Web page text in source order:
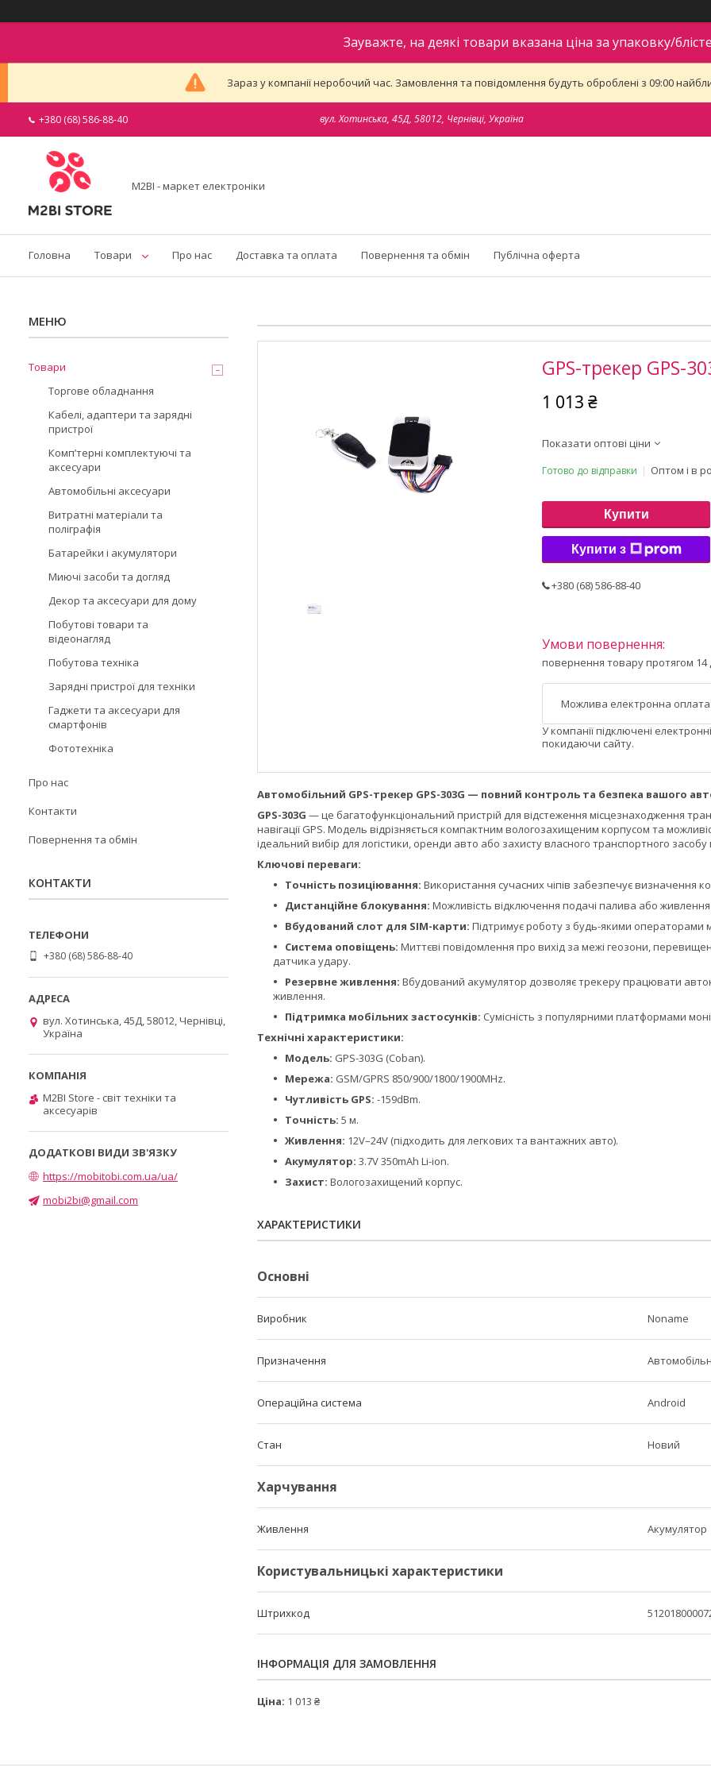
Зауважте, на деякі товари вказана ціна за упаковку/
Зараз у компанії неробочий час. Замовлення та повідомлення будуть оброблені з 09:00
+380 (68) 586-88-40 вул. Хотинська, 45Д, 58012, Чернівці, Україна
M2BI - маркет електроніки
Головна Товари Про нас Доставка та оплата Повернення та обмін Публічна оферта
GPS-трекер GPS-
1 013 ₴
Показати оптові ціни
Готово до відправки Оптом і в
Купити
Купити з
+380 (68) 586-88-40
повернення товару протягом 14
У компанії підключені
покидаючи сайту.
Автомобільний GPS-трекер GPS-303G — повний контроль та безпека вашого
GPS-303G — це багатофункціональний пристрій для відстеження місцезнаходження
навігації GPS. Модель відрізняється компактним вологозахищеним корпусом та
ідеальний вибір для логістики, оренди авто або захисту власного транспортного
Ключові переваги:
Точність позиціювання: Використання сучасних чіпів забезпечує визначення
Дистанційне блокування: Можливість відключення подачі палива або
Вбудований слот для SIM-карти: Підтримує роботу з будь-якими операторами
Система оповіщень: Миттєві повідомлення про вихід за межі геозони,
датчика удару.
Резервне живлення: Вбудований акумулятор дозволяє трекеру працювати
живлення.
Підтримка мобільних застосунків: Сумісність з популярними платформами
Технічні характеристики:
Модель: GPS-303G (Coban).
Мережа: GSM/GPRS 850/900/1800/1900MHz.
Чутливість GPS: -159dBm.
Точність: 5 м.
Живлення: 12V–24V (підходить для легкових та вантажних авто).
Акумулятор: 3.7V 350mAh Li-ion.
Захист: Вологозахищений корпус.
ХАРАКТЕРИСТИКИ
Основні
Виробник Noname
Призначення
Операційна система Android
Стан Новий
Харчування
Живлення Акумулятор
Користувальницькі характеристики
Штрихкод
ІНФОРМАЦІЯ ДЛЯ ЗАМОВЛЕННЯ
Ціна: 1 013 ₴
Товари
Торгове обладнання
Кабелі, адаптери та зарядні
пристрої
Компʼтерні комплектуючі та
аксесуари
Автомобільні аксесуари
Витратні матеріали та
поліграфія
Батарейки і акумулятори
Миючі засоби та догляд
Декор та аксесуари для дому
Побутові товари та
відеонагляд
Побутова техніка
Зарядні пристрої для техніки
Гаджети та аксесуари для
смартфонів
Фототехніка
Про нас
Контакти
Повернення та обмін
КОНТАКТИ
+380 (68) 586-88-40
вул. Хотинська, 45Д, 58012, Чернівці,
Україна
M2BI Store - світ техніки та
аксесуарів
https://mobitobi.com.ua/ua/
mobi2bi@gmail.com